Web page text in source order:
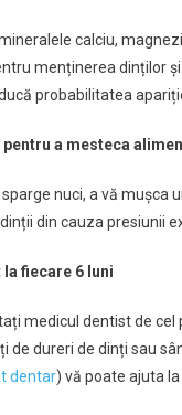
mineralele calciu,
menținerea dinților
probabilitatea
a mesteca
nuci, a vă mușca
din cauza presiunii
fiecare 6 luni
medicul dentist de
de dureri de dinți sau
dentar) vă poate ajuta